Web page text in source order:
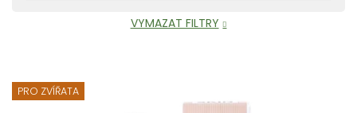
VYMAZAT FILTRY
V
ýPRO ZVÍŘATA